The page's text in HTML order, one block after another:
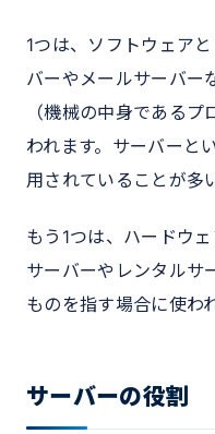
1つは、ソフトウェア
バーやメールサーバー
（機械の中身である
われます。サーバーと
用されていることが多
もう1つは、ハードウ
サーバーやレンタルサ
ものを指す場合に使わ
サーバーの役割